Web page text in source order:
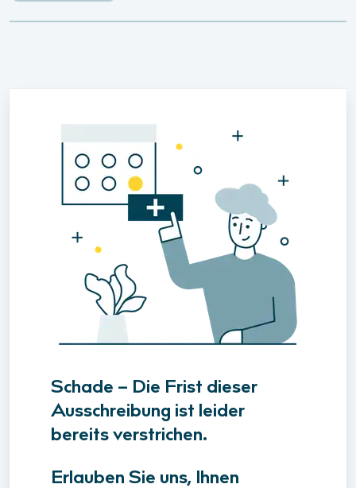
Schade – Die Frist dieser
Ausschreibung ist leider
bereits verstrichen.
Erlauben Sie uns, Ihnen